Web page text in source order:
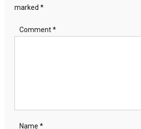
marked *
Comment*
Name *